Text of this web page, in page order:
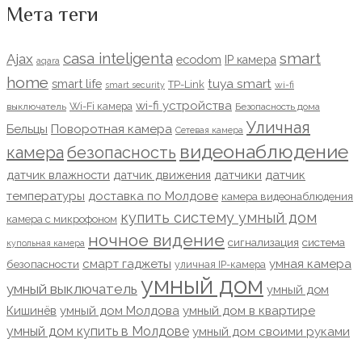
Мета теги
Ajax aqara casa inteligenta ecodom IP камера smart
home smart life smart security TP-Link tuya smart wi-fi
выключатель Wi-Fi камера wi-fi устройства Безопасность дома
Бельцы Поворотная камера Сетевая камера Уличная
камера безопасность видеонаблюдение
датчик влажности датчик движения датчики датчик
температуры доставка по Молдове камера видеонаблюдения
камера с микрофоном купить систему умный дом
купольная камера ночное видение сигнализация система
безопасности смарт гаджеты уличная IP-камера умная камера
умный выключатель умный дом умный дом
Кишинёв умный дом Молдова умный дом в квартире
умный дом купить в Молдове умный дом своими руками